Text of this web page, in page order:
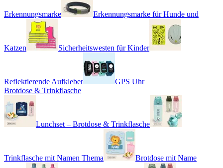
Erkennungsmarke Erkennungsmarke für Hunde und
Katzen Sicherheitswesten für Kinder
Reflektierende Aufkleber
GPS Uhr
Brotdose & Trinkflasche
Lunchset – Brotdose & Trinkflasche
Trinkflasche mit Namen Thema Brotdose mit Name